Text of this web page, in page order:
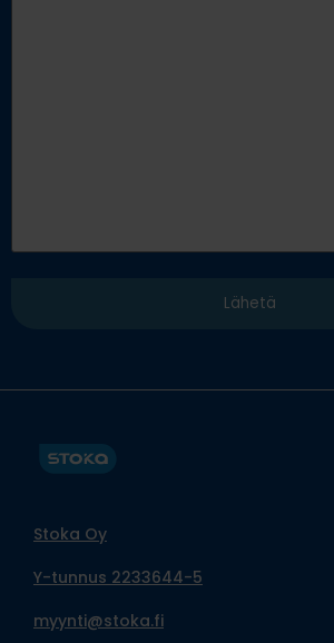
Stoka Oy
Y-tunnus 2233644-5
myynti@stoka.fi